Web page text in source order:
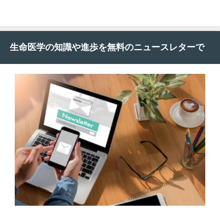
生命医学の知識や進歩を無料のニュースレターで